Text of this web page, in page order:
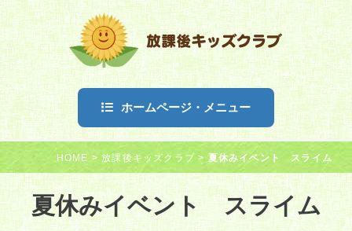
ホームページ・メニュー
HOME >放課後キッズクラブ > 夏休みイベント スライム
夏休みイベント スライム